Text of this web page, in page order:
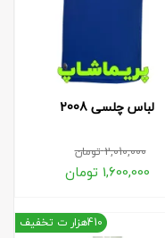
لباس چلسی 2008
2,010,000تومان
1,600,000 تومان
410هزار ت تخفیف